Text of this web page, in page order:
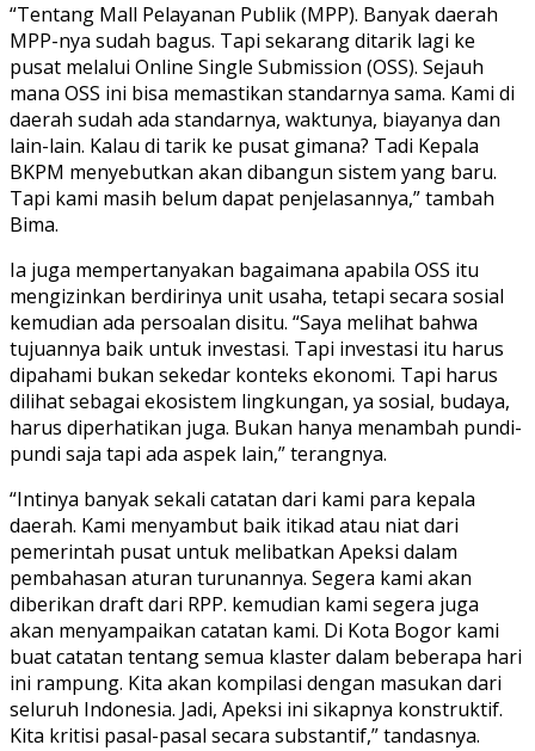
“Tentang Mall Pelayanan Publik (MPP). Banyak daerah
MPP-nya sudah bagus. Tapi sekarang ditarik lagi ke
pusat melalui Online Single Submission (OSS). Sejauh
mana OSS ini bisa memastikan standarnya sama. Kami di
daerah sudah ada standarnya, waktunya, biayanya dan
lain-lain. Kalau di tarik ke pusat gimana? Tadi Kepala
BKPM menyebutkan akan dibangun sistem yang baru.
Tapi kami masih belum dapat penjelasannya,” tambah
Bima.
Ia juga mempertanyakan bagaimana apabila OSS itu
mengizinkan berdirinya unit usaha, tetapi secara sosial
kemudian ada persoalan disitu. “Saya melihat bahwa
tujuannya baik untuk investasi. Tapi investasi itu harus
dipahami bukan sekedar konteks ekonomi. Tapi harus
dilihat sebagai ekosistem lingkungan, ya sosial, budaya,
harus diperhatikan juga. Bukan hanya menambah pundi-
pundi saja tapi ada aspek lain,” terangnya.
“Intinya banyak sekali catatan dari kami para kepala
daerah. Kami menyambut baik itikad atau niat dari
pemerintah pusat untuk melibatkan Apeksi dalam
pembahasan aturan turunannya. Segera kami akan
diberikan draft dari RPP. kemudian kami segera juga
akan menyampaikan catatan kami. Di Kota Bogor kami
buat catatan tentang semua klaster dalam beberapa hari
ini rampung. Kita akan kompilasi dengan masukan dari
seluruh Indonesia. Jadi, Apeksi ini sikapnya konstruktif.
Kita kritisi pasal-pasal secara substantif,” tandasnya.